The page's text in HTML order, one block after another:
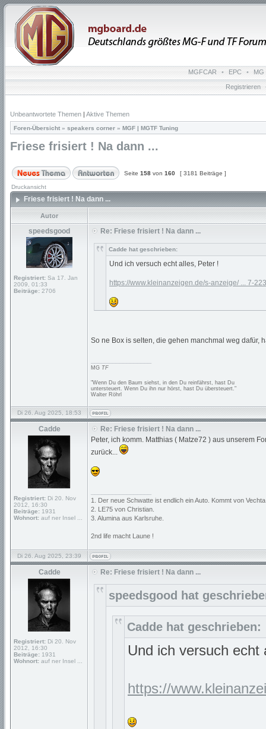
MGFCAR • EPC • MG
Registrieren
Unbeantwortete Themen | Aktive Themen
Foren-Übersicht » speakers corner » MGF | MGTF Tuning
Friese frisiert ! Na dann ...
Seite 158 von 160 [ 3181 Beiträge ]
Druckansicht
Friese frisiert ! Na dann ...
Autor
speedsgood
Registriert: Sa 17. Jan
2009, 01:33
Beiträge: 2706
Re: Friese frisiert ! Na dann ...
Cadde hat geschrieben:
Und ich versuch echt alles, Peter !
https://www.kleinanzeigen.de/s-anzeige/ ... 7-
So ne Box is selten, die gehen manchmal weg dafür,
MG TF
"Wenn Du den Baum siehst, in den Du reinfährst, hast Du
untersteuert. Wenn Du ihn nur hörst, hast Du übersteuert."
Walter Röhrl
Di 26. Aug 2025, 18:53
Cadde
Registriert: Di 20. Nov
2012, 16:30
Beiträge: 1931
Wohnort: auf ner Insel ...
Re: Friese frisiert ! Na dann ...
Peter, ich komm. Matthias ( Matze72 ) aus unserem
zurück...
1. Der neue Schwatte ist endlich ein Auto. Kommt von
2. LE75 von Christian.
3. Alumina aus Karlsruhe.
2nd life macht Laune !
Di 26. Aug 2025, 23:39
Cadde
Registriert: Di 20. Nov
2012, 16:30
Beiträge: 1931
Wohnort: auf ner Insel ...
Re: Friese frisiert ! Na dann ...
speedsgood hat
Cadde hat geschrieben:
Und ich versuch echt
https://